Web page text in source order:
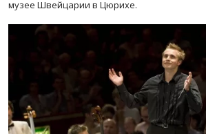
музее Швейцарии в Цюрихе.